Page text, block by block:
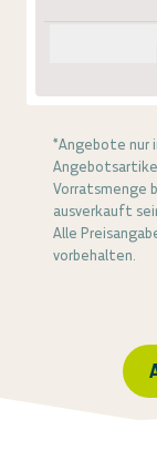
*Angebote nur
Vorratsmenge
ausverkauft
Alle
vorbehalten.